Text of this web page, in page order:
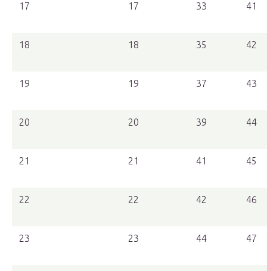
17 17 33 41
18 18 35 42
19 19 37 43
20 20 39 44
21 21 41 45
22 22 42 46
23 23 44 47